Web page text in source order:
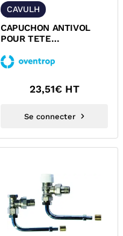
CAVULH
CAPUCHON ANTIVOL
POUR TETE
OVENTROP
23,51€ HT
Se connecter